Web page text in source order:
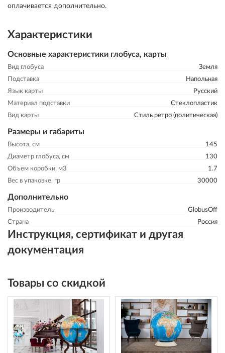
оплачивается дополнительно.
Характеристики
Основные характеристики глобуса, карты
Вид глобуса
Земля
Подставка
Напольная
Язык карты
Русский
Материал подставки
Стеклопластик
Вид карты
Стиль ретро (политическая)
Размеры и габариты
Высота, см
145
Диаметр глобуса, см
130
Объем коробки, м3
1.7
Вес в упаковке, гр
30000
Дополнительно
Производитель
GlobusOff
Страна
Россия
Инструкция, сертификат и другая
документация
Товары со скидкой